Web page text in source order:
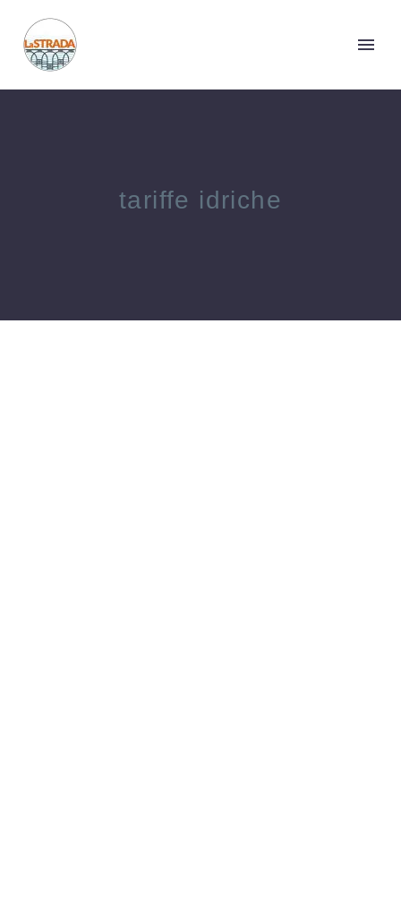
tariffe idriche